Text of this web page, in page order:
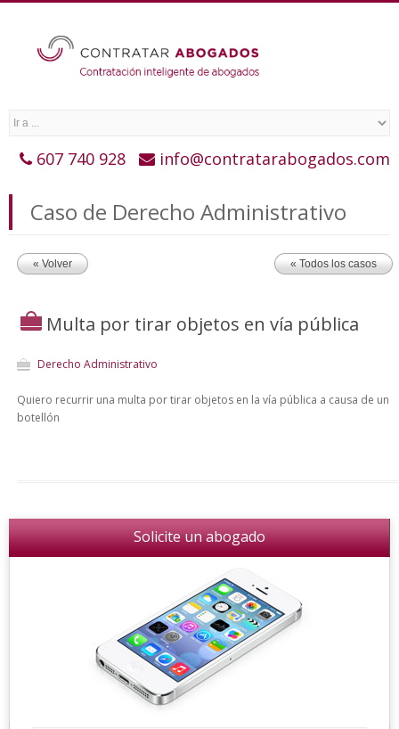
607 740 928 info@contratarabogados.com
Caso de Derecho Administrativo
« Volver « Todos los casos
Multa por tirar objetos en vía pública
Derecho Administrativo
Quiero recurrir una multa por tirar objetos en la vía pública a causa de un
botellón
Solicite un abogado